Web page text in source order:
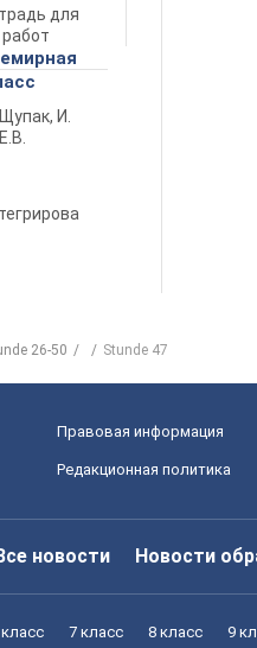
для
И.
26-50 Stunde 47
Правовая информация
Редакционная политика
новости Новости
7 класс 8 класс 9